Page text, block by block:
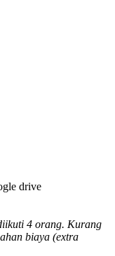
drive
4 orang. Kurang
biaya (extra